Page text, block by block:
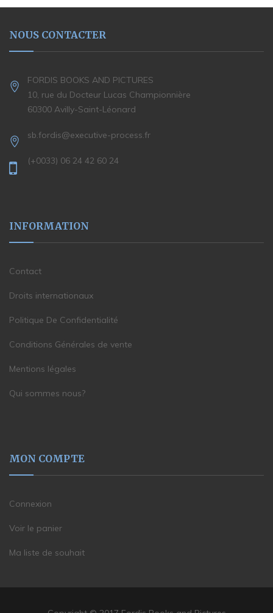
NOUS CONTACTER
FORDIS BOOKS AND PICTURES
10, rue du Docteur Lucas Championnière
60300 Avilly-Saint-Léonard
sb.fordis@executive-process.fr
(+0033) 06 24 42 60 24
INFORMATION
Contact
Droits internationaux
Politique De Confidentialité
Conditions Générales de vente
Mentions légales
Qui sommes nous?
MON COMPTE
Connexion
Voir le panier
Ma liste de souhait